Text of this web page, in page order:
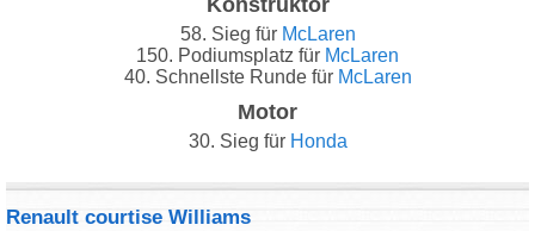
Konstruktor
58. Sieg für McLaren
150. Podiumsplatz für McLaren
40. Schnellste Runde für McLaren
Motor
30. Sieg für Honda
Renault courtise Williams